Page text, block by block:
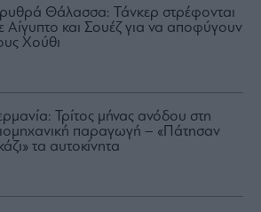
Θάλασσα: Τάνκερ στρέφονται
Αίγυπτο και Σουέζ για να αποφύγουν
Χούθι
Τρίτος μήνας ανόδου στη
παραγωγή – «Πάτησαν
τα αυτοκίνητα